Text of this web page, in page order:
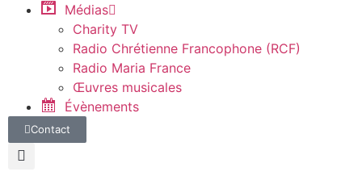
Médias
Charity TV
Radio Chrétienne Francophone (RCF)
Radio Maria France
Œuvres musicales
Évènements
Contact